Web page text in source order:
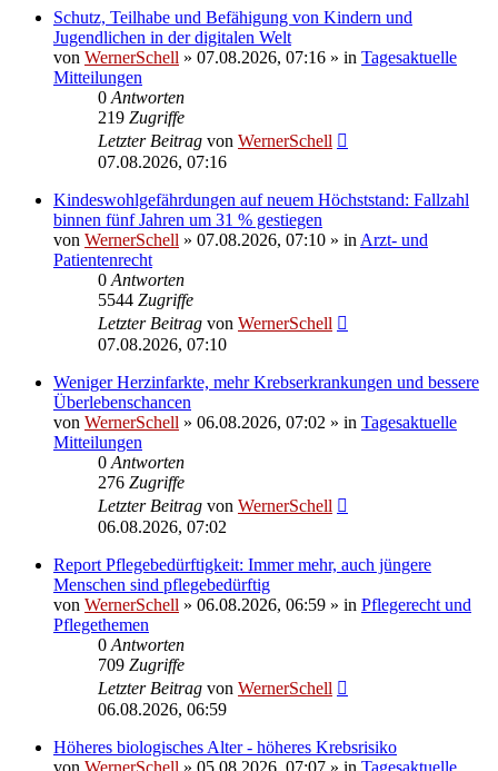
Schutz, Teilhabe und Befähigung von Kindern und
Jugendlichen in der digitalen Welt
von WernerSchell » 07.08.2026, 07:16 » in Tagesaktuelle
Mitteilungen
0 Antworten
219 Zugriffe
Letzter Beitrag von WernerSchell
07.08.2026, 07:16
Kindeswohlgefährdungen auf neuem Höchststand: Fallzahl
binnen fünf Jahren um 31 % gestiegen
von WernerSchell » 07.08.2026, 07:10 » in Arzt- und
Patientenrecht
0 Antworten
5544 Zugriffe
Letzter Beitrag von WernerSchell
07.08.2026, 07:10
Weniger Herzinfarkte, mehr Krebserkrankungen und bessere
Überlebenschancen
von WernerSchell » 06.08.2026, 07:02 » in Tagesaktuelle
Mitteilungen
0 Antworten
276 Zugriffe
Letzter Beitrag von WernerSchell
06.08.2026, 07:02
Report Pflegebedürftigkeit: Immer mehr, auch jüngere
Menschen sind pflegebedürftig
von WernerSchell » 06.08.2026, 06:59 » in Pflegerecht und
Pflegethemen
0 Antworten
709 Zugriffe
Letzter Beitrag von WernerSchell
06.08.2026, 06:59
Höheres biologisches Alter - höheres Krebsrisiko
von WernerSchell » 05.08.2026, 07:07 » in Tagesaktuelle